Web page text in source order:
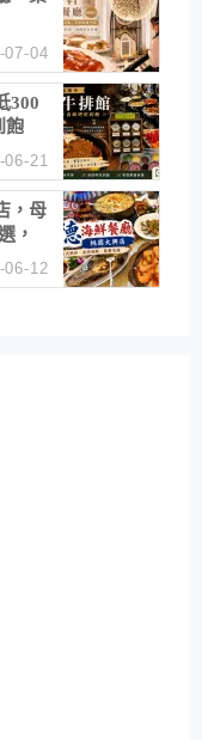
07-04
300
飽
06-21
，母
，
06-12